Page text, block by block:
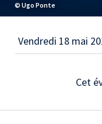
© Ugo Ponte
Cet